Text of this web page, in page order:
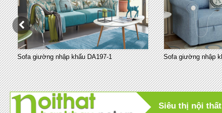
Sofa giường nhập khẩu DA197-1 Sofa giường nhập
Siêu thị nội